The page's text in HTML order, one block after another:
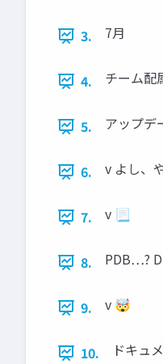
3. 7月
4. チーム配
5. アップデ
6. v よし、
7. v 📃
8. PDB…?
9. v 🤯
10. ドキュ